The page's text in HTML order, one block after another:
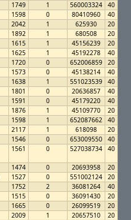
1749 1 560003324
40
1598 0 80410960
40
2042 1 625930
20
1892 1 680508
20
1615 1 45156239
20
1625 1 45192278
40
1720 0 652006859
20
1573 0 45138214
40
1638 1 551023539
40
1801 0 20636857
40
1591 0 45179220
40
1876 1 45109770
20
1598 1 652087662
40
2117 1 618098
20
1546 0 653009550
40
1561 0 527038734 40
1474 0 20693958
20
1527 0 551002124
20
1752 2 36081264
40
1515 0 36091430
20
1665 0 26099519
20
2009 1 20657510
20